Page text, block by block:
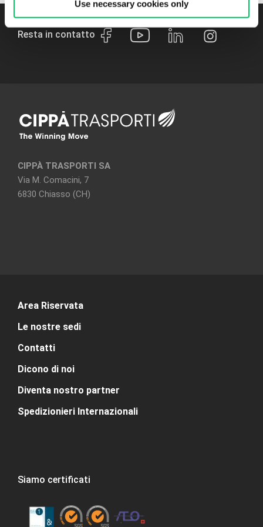
Use necessary cookies only
Resta in contatto
CIPPÀ TRASPORTI SA
Via M. Comacini, 7
6830 Chiasso (CH)
Area Riservata
Le nostre sedi
Contatti
Dicono di noi
Diventa nostro partner
Spedizionieri Internazionali
Siamo certificati